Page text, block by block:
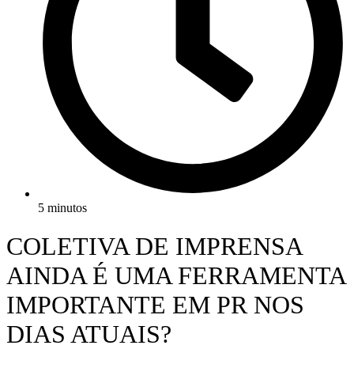
5 minutos
COLETIVA DE IMPRENSA
AINDA É UMA FERRAMENTA
IMPORTANTE EM PR NOS
DIAS ATUAIS?